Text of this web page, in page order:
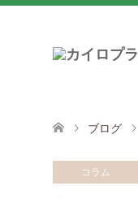
ブログ
コラム